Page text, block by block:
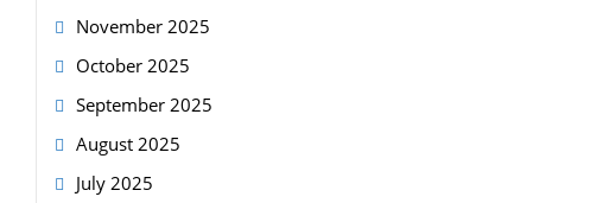
November 2025
October 2025
September 2025
August 2025
July 2025